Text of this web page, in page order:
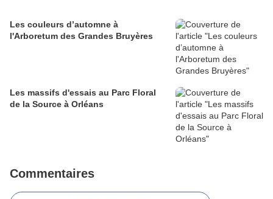
Les couleurs d’automne à
l'Arboretum des Grandes Bruyères
Les massifs d'essais au Parc Floral
de la Source à Orléans
Commentaires